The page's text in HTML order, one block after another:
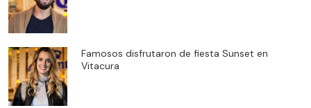
Famosos disfrutaron de fiesta Sunset en
Vitacura